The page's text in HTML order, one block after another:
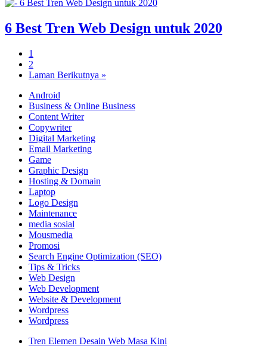
6 Best Tren Web Design untuk 2020
1
2
Laman Berikutnya »
Android
Business & Online Business
Content Writer
Copywriter
Digital Marketing
Email Marketing
Game
Graphic Design
Hosting & Domain
Laptop
Logo Design
Maintenance
media sosial
Mousmedia
Promosi
Search Engine Optimization (SEO)
Tips & Tricks
Web Design
Web Development
Website & Development
Wordpress
Wordpress
Tren Elemen Desain Web Masa Kini